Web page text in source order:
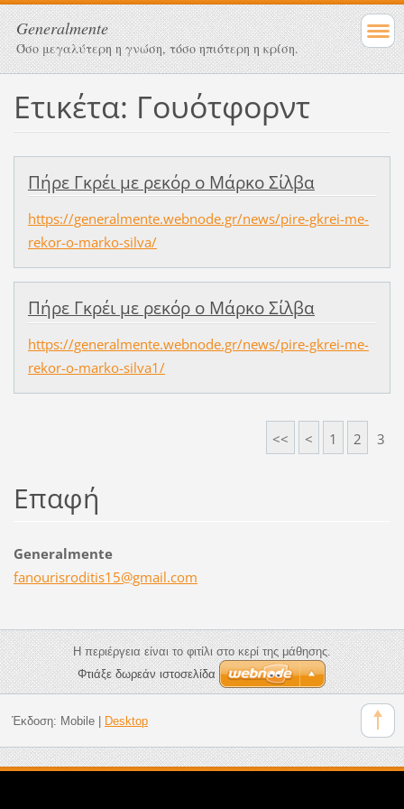
Generalmente
Όσο μεγαλύτερη η γνώση, τόσο ηπιότερη η κρίση.
Ετικέτα: Γουότφορντ
Πήρε Γκρέι με ρεκόρ ο Μάρκο Σίλβα
https://generalmente.webnode.gr/news/pire-gkrei-me-
rekor-o-marko-silva/
Πήρε Γκρέι με ρεκόρ ο Μάρκο Σίλβα
https://generalmente.webnode.gr/news/pire-gkrei-me-
rekor-o-marko-silva1/
<< < 1 2 3
Επαφή
Generalmente
fanourisroditis1 5@gmail.com
Η περιέργεια είναι το φιτίλι στο κερί της μάθησης.
Φτιάξε δωρεάν ιστοσελίδα
Έκδοση: Mobile| Desktop